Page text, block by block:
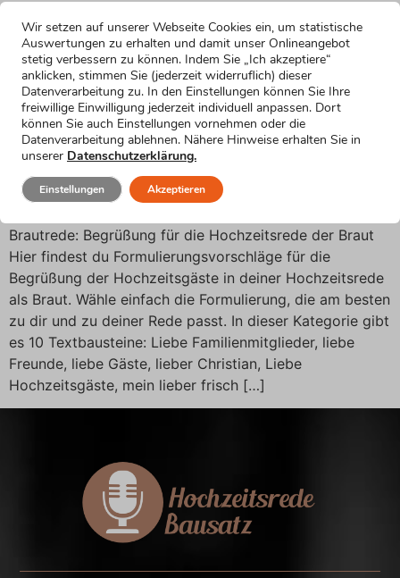
einfach die Formulierung, die am besten zu dir und zu
deiner Rede passt. In dieser Kategorie gibt es 11
Textbausteine: Zunächst ein Sicherheitshinweis: Ich
möchte euch bitten, auch später während der Party die
[…]
Begrüßung für die
Hochzeitsrede der Braut
Brautrede: Begrüßung für die Hochzeitsrede der Braut
Hier findest du Formulierungsvorschläge für die
Begrüßung der Hochzeitsgäste in deiner Hochzeitsrede
als Braut. Wähle einfach die Formulierung, die am besten
zu dir und zu deiner Rede passt. In dieser Kategorie gibt
es 10 Textbausteine: Liebe Familienmitglieder, liebe
Freunde, liebe Gäste, lieber Christian, Liebe
Hochzeitsgäste, mein lieber frisch […]
Wir setzen auf unserer Webseite Cookies ein, um statistische
Auswertungen zu erhalten und damit unser Onlineangebot
stetig verbessern zu können. Indem Sie „Ich akzeptiere“
anklicken, stimmen Sie (jederzeit widerruflich) dieser
Datenverarbeitung zu. In den Einstellungen können Sie Ihre
freiwillige Einwilligung jederzeit individuell anpassen. Dort
können Sie auch Einstellungen vornehmen oder die
Datenverarbeitung ablehnen. Nähere Hinweise erhalten Sie in
unserer Datenschutzerklärung.
Akzeptieren
Einstellungen